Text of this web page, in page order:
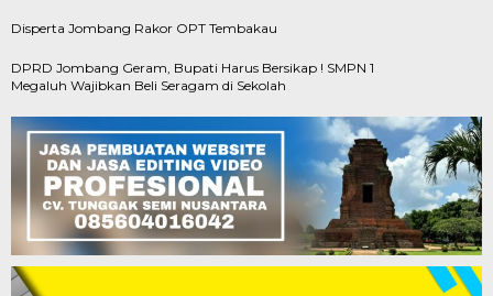
Disperta Jombang Rakor OPT Tembakau
DPRD Jombang Geram, Bupati Harus Bersikap ! SMPN 1
Megaluh Wajibkan Beli Seragam di Sekolah